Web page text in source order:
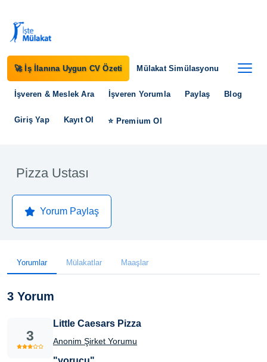
🚀 İş İlanına Uygun CV Özeti Mülakat Simülasyonu
İşveren & Meslek Ara İşveren Yorumla Paylaş Blog
Giriş Yap Kayıt Ol ⭐ Premium Ol
Pizza Ustası
Yorum Paylaş
Yorumlar Mülakatlar Maaşlar
3 Yorum
3
Little Caesars Pizza
Anonim Şirket Yorumu